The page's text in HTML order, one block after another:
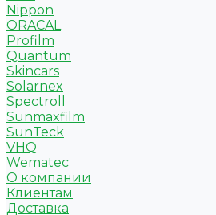
Nippon
ORACAL
Profilm
Quantum
Skincars
Solarnex
Spectroll
Sunmaxfilm
SunTeck
VHQ
Wematec
О компании
Клиентам
Доставка